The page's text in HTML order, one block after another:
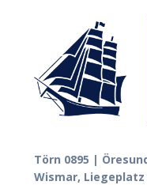
Törn 0895 |
Wismar, Liegeplatz